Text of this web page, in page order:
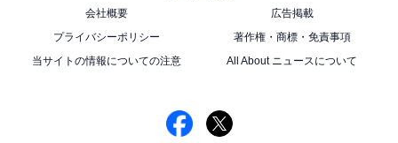
会社概要
広告掲載
プライバシーポリシー
著作権・商標・免責事項
当サイトの情報についての注意
All About ニュースについて